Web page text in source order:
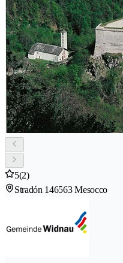
5(2)
Stradón 146563 Mesocco